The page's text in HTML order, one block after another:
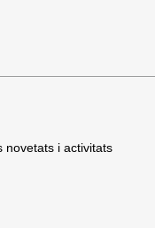
novetats i activitats